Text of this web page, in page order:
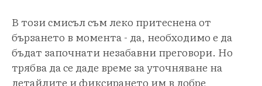
В този смисъл съм леко притеснена от
бързането в момента - да, необходимо е да
бъдат започнати незабавни преговори. Но
трябва да се даде време за уточняване на
детайлите и фиксирането им в добре